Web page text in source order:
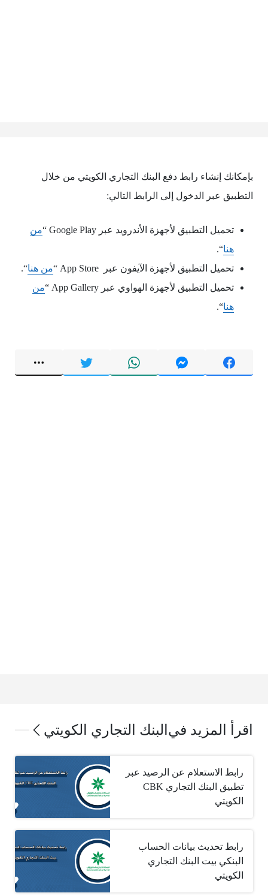
بإمكانك إنشاء رابط دفع البنك التجاري الكويتي من خلال
التطبيق عبر الدخول إلى الرابط التالي:
تحميل التطبيق لأجهزة الأندرويد عبر Google Play “
من
هنا“.
تحميل التطبيق لأجهزة الآيفون عبر App Store “
من هنا“.
تحميل التطبيق لأجهزة الهواوي عبر App Gallery “
من
هنا“.
اقرأ المزيد في البنك التجاري الكويتي
رابط الاستعلام عن الرصيد عبر
تطبيق البنك التجاري CBK
الكويتي
رابط تحديث بيانات الحساب
البنكي بيت البنك التجاري
الكويتي